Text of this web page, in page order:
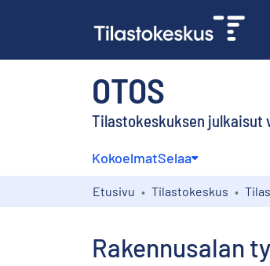
OTOS
Tilastokeskuksen julkaisut
KokoelmatSelaa
Etusivu Tilastokeskus
Rakennusalan